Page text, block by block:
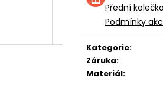
Přední
Podmínky
Kategorie:
Záruka:
Materiál: